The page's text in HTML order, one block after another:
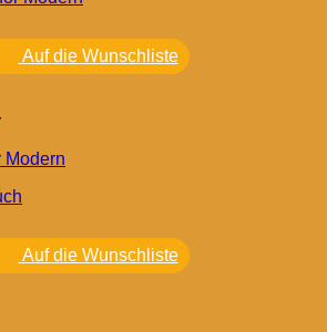
Auf die Wunschliste
Modern
Auf die Wunschliste